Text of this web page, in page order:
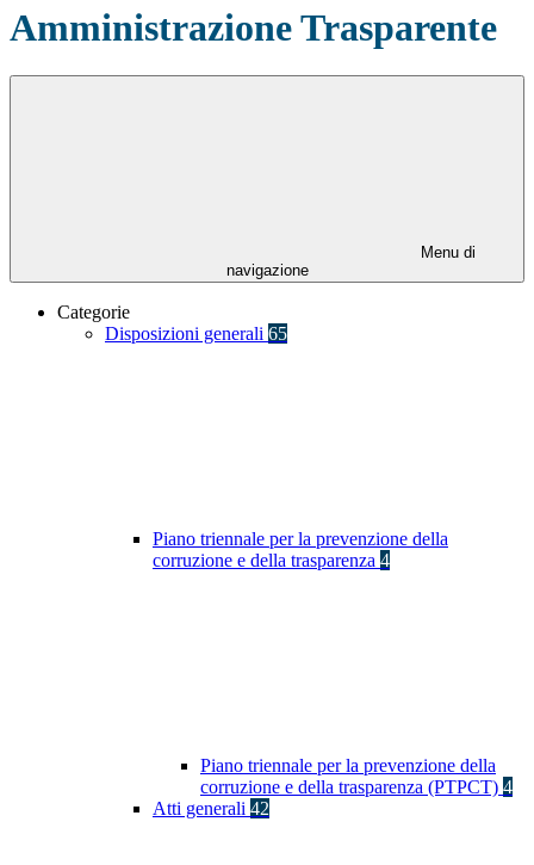
Amministrazione Trasparente
Menu di
navigazione
Categorie
Disposizioni generali 65
Piano triennale per la prevenzione della
corruzione e della trasparenza 4
Piano triennale per la prevenzione della
corruzione e della trasparenza (PTPCT) 4
Atti generali 42